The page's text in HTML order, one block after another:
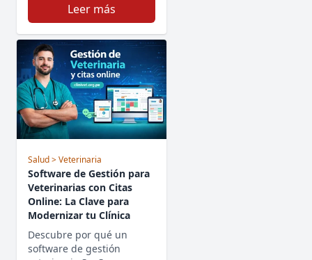
Leer más
Salud> Veterinaria
Software de Gestión para
Veterinarias con Citas
Online: La Clave para
Modernizar tu Clínica
Descubre por qué un
software de gestión